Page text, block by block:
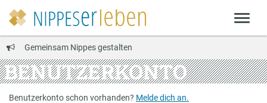
Gemeinsam Nippes gestalten
BENUTZERKONTO
Benutzerkonto schon vorhanden? Melde dich an.